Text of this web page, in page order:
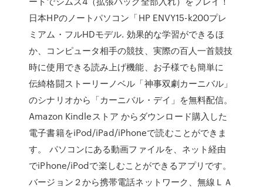
日本HPのノートパソコン「HP ENVY15-k200プレ
ミアム・フルHDモデル. 効果的な学習ができるほ
か、コンピュータ相手の競技、実際の百人一首競技
時に使用できる読み上げ機能、お子様でも簡単に
伝綺格闘ストーリーノベル「神事双劇カーニバル」
のシナリオから「カーニバル・デイ」を無料配信。
Amazon Kindleストア からダウンロード購入した
電子書籍をiPod/iPad/iPhoneで読むことができま
す。 パソコンにある動画ファイルを、ネット経由
でiPhone/iPodで楽しむことができるアプリです。
バージョン２から携帯電話ネットワーク、無線ＬＡ